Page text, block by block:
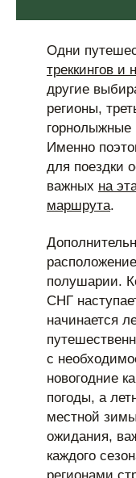
Одни
треккингов и
другие
регионы,
горнолыжные
Именно
для поездки
важных на
маршрута.
полушарии.
СНГ
начинается
с
новогодние
погоды, а
местной
ожидания,
каждого